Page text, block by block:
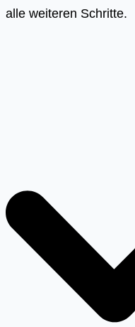
alle weiteren Schritte.